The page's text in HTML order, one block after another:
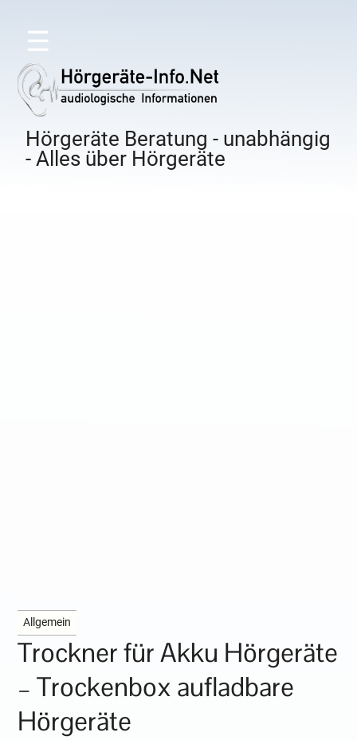
☰
Hörgeräte Beratung - unabhängig
- Alles über Hörgeräte
Allgemein
Trockner für Akku Hörgeräte
– Trockenbox aufladbare
Hörgeräte